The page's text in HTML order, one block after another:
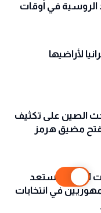
الروسية في أوقات
لأراضيها
يحث الصين على تكثيف
مضيق هرمز
الأبيض يستعد
في انتخابات